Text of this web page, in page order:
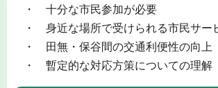
・ 十分な市民参加が必要
・ 身近な場所で受けられる市民サー
・ 田無・保谷間の交通利便性の向上
・ 暫定的な対応方策についての理解